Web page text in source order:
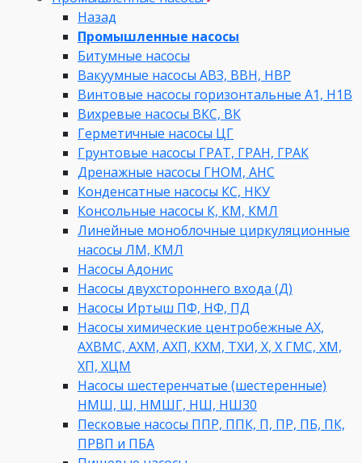
Назад
Промышленные насосы
Битумные насосы
Вакуумные насосы АВЗ, ВВН, НВР
Винтовые насосы горизонтальные А1, Н1В
Вихревые насосы ВКС, ВК
Герметичные насосы ЦГ
Грунтовые насосы ГРАТ, ГРАН, ГРАК
Дренажные насосы ГНОМ, АНС
Конденсатные насосы КС, НКУ
Консольные насосы К, КМ, КМЛ
Линейные моноблочные циркуляционные
насосы ЛМ, КМЛ
Насосы Адонис
Насосы двухстороннего входа (Д)
Насосы Иртыш ПФ, НФ, ПД
Насосы химические центробежные АХ,
АХВМС, АХМ, АХП, КХМ, ТХИ, Х, Х ГМС, ХМ,
ХП, ХЦМ
Насосы шестеренчатые (шестеренные)
НМШ, Ш, НМШГ, НШ, НШ30
Песковые насосы ППР, ППК, П, ПР, ПБ, ПК,
ПРВП и ПБА